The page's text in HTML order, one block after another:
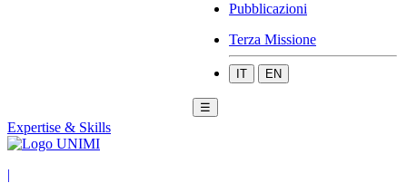
Pubblicazioni
Terza Missione
IT EN
☰
Expertise & Skills
|